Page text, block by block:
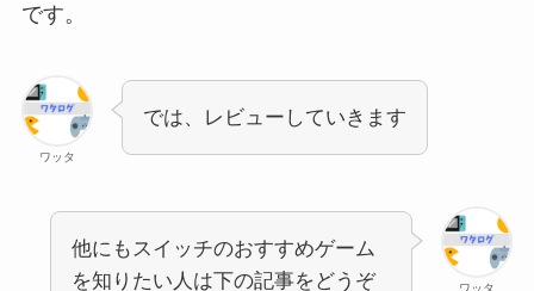
です。
ワッタ
では、レビューしていきます
ワッタ
他にもスイッチのおすすめゲーム
を知りたい人は下の記事をどうぞ